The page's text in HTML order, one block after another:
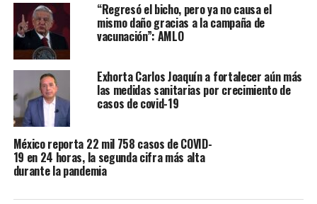
“Regresó el bicho, pero ya no causa el
mismo daño gracias a la campaña de
vacunación”: AMLO
Exhorta Carlos Joaquín a fortalecer aún más
las medidas sanitarias por crecimiento de
casos de covid-19
México reporta 22 mil 758 casos de COVID-
19 en 24 horas, la segunda cifra más alta
durante la pandemia